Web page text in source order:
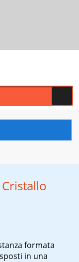
Cristallo
formata
in una